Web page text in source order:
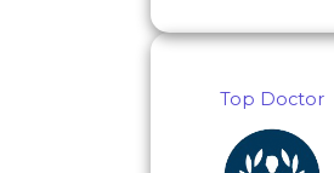
Top Doctor